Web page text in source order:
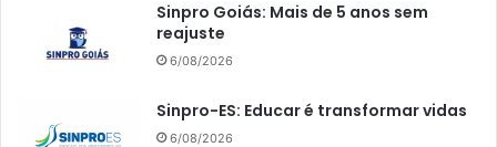
Sinpro Goiás: Mais de 5 anos sem
reajuste
6/08/2026
Sinpro-ES: Educar é transformar vidas
6/08/2026